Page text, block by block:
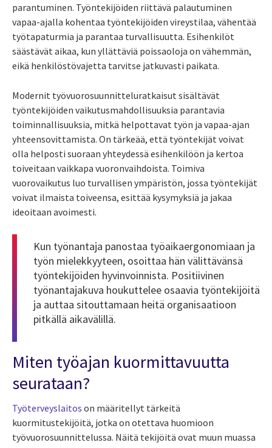
parantuminen. Työntekijöiden riittävä palautuminen
vapaa-ajalla kohentaa työntekijöiden vireystilaa, vähentää
työtapaturmia ja parantaa turvallisuutta. Esihenkilöt
säästävät aikaa, kun yllättäviä poissaoloja on vähemmän,
eikä henkilöstövajetta tarvitse jatkuvasti paikata.
Modernit työvuorosuunnitteluratkaisut sisältävät
työntekijöiden vaikutusmahdollisuuksia parantavia
toiminnallisuuksia, mitkä helpottavat työn ja vapaa-ajan
yhteensovittamista. On tärkeää, että työntekijät voivat
olla helposti suoraan yhteydessä esihenkilöön ja kertoa
toiveitaan vaikkapa vuoronvaihdoista. Toimiva
vuorovaikutus luo turvallisen ympäristön, jossa työntekijät
voivat ilmaista toiveensa, esittää kysymyksiä ja jakaa
ideoitaan avoimesti.
Kun työnantaja panostaa työaikaergonomiaan ja
työn mielekkyyteen, osoittaa hän välittävänsä
työntekijöiden hyvinvoinnista. Positiivinen
työnantajakuva houkuttelee osaavia työntekijöitä
ja auttaa sitouttamaan heitä organisaatioon
pitkällä aikavälillä.
Miten työajan kuormittavuutta
seurataan?
Työterveyslaitos on määritellyt tärkeitä
kuormitustekijöitä, jotka on otettava huomioon
työvuorosuunnittelussa. Näitä tekijöitä ovat muun muassa